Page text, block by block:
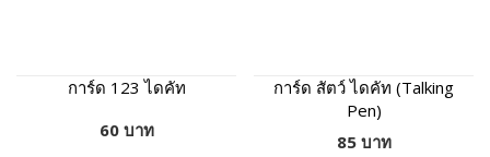
การ์ด 123 ไดคัท
60 บาท
การ์ด สัตว์ ไดคัท (Talking
Pen)
85 บาท